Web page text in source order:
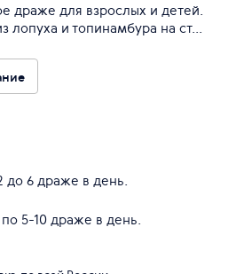
драже для взрослых и детей.
лопуха и топинамбура на ст...
до 6 драже в день.
5-10 драже в день.